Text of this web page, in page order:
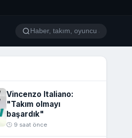
Vincenzo Italiano:
"Takım olmayı
başardık"
🕒 9 saat önce